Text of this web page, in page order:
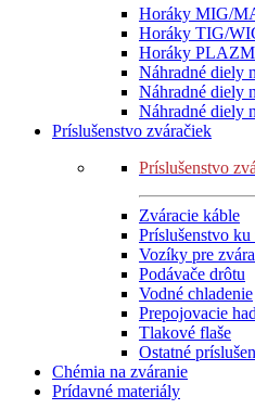
Horáky MIG/
Horáky TIG/
Horáky
Náhradné diely
Náhradné diely
Náhradné diely
Príslušenstvo zváračiek
Príslušenstvo
Zváracie káble
Príslušenstvo
Vozíky pre
Podávače drôtu
Vodné chladenie
Prepojovacie
Tlakové flaše
Ostatné
Chémia na zváranie
Prídavné materiály